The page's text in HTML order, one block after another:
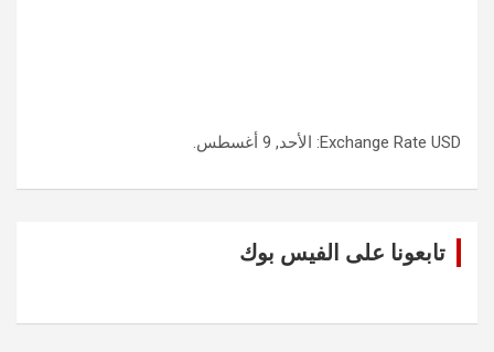
Exchange Rate USD : الأحد, 9 أغسطس.
تابعونا على الفيس بوك